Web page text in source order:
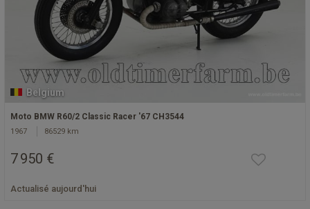
Belgium
Moto BMW R60/2 Classic Racer '67 CH3544
1967 86529 km
7 950 €
Actualisé aujourd'hui